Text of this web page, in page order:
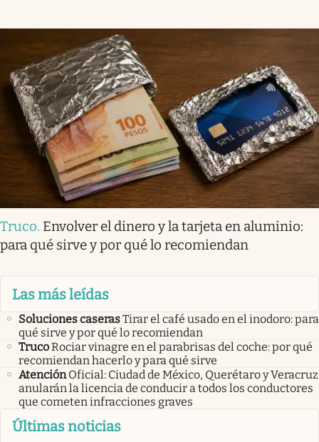
Truco. Envolver el dinero y la tarjeta en aluminio:
para qué sirve y por qué lo recomiendan
Las más leídas
Soluciones caserasTirar el café usado en el inodoro: para
qué sirve y por qué lo recomiendan
TrucoRociar vinagre en el parabrisas del coche: por qué
recomiendan hacerlo y para qué sirve
Atención Oficial: Ciudad de México, Querétaro y Veracruz
anularán la licencia de conducir a todos los conductores
que cometen infracciones graves
Últimas noticias